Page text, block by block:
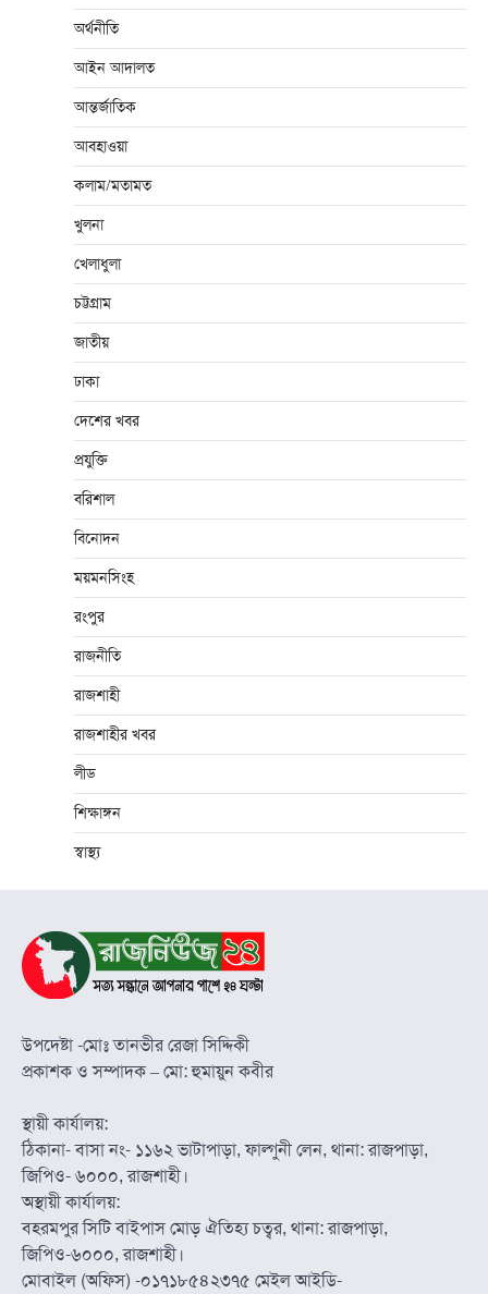
অর্থনীতি
আইন আদালত
আন্তর্জাতিক
আবহাওয়া
কলাম/মতামত
খুলনা
খেলাধুলা
চট্টগ্রাম
জাতীয়
ঢাকা
দেশের খবর
প্রযুক্তি
বরিশাল
বিনোদন
ময়মনসিংহ
রংপুর
রাজনীতি
রাজশাহী
রাজশাহীর খবর
লীড
শিক্ষাঙ্গন
স্বাস্থ্য
উপদেষ্টা -মোঃ তানভীর রেজা সিদ্দিকী
প্রকাশক ও সম্পাদক – মো: হুমায়ুন কবীর
স্থায়ী কার্যালয়:
ঠিকানা- বাসা নং- ১১৬২ ভাটাপাড়া, ফাল্গুনী লেন, থানা: রাজপাড়া,
জিপিও- ৬০০০, রাজশাহী।
অস্থায়ী কার্যালয়:
বহরমপুর সিটি বাইপাস মোড় ঐতিহ্য চত্বর, থানা: রাজপাড়া,
জিপিও-৬০০০, রাজশাহী।
মোবাইল (অফিস) -০১৭১৮৫৪২৩৭৫ মেইল আইডি-